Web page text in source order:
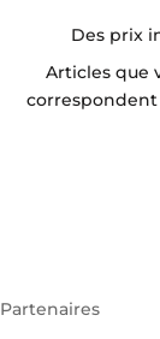
Des prix
Articles que
Partenaires